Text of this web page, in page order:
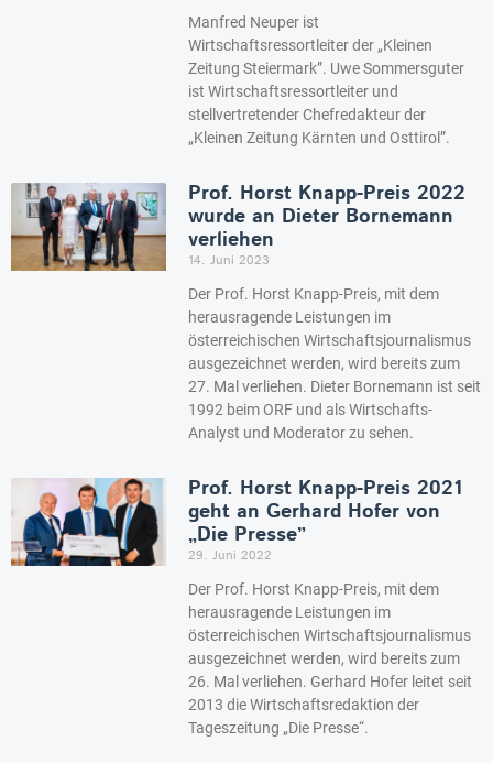
Manfred Neuper ist
Wirtschaftsressortleiter der „Kleinen
Zeitung Steiermark”. Uwe Sommersguter
ist Wirtschaftsressortleiter und
stellvertretender Chefredakteur der
„Kleinen Zeitung Kärnten und Osttirol”.
Prof. Horst Knapp-Preis 2022
wurde an Dieter Bornemann
verliehen
14. Juni 2023
Der Prof. Horst Knapp-Preis, mit dem
herausragende Leistungen im
österreichischen Wirtschaftsjournalismus
ausgezeichnet werden, wird bereits zum
27. Mal verliehen. Dieter Bornemann ist seit
1992 beim ORF und als Wirtschafts-
Analyst und Moderator zu sehen.
Prof. Horst Knapp-Preis 2021
geht an Gerhard Hofer von
„Die Presse”
29. Juni 2022
Der Prof. Horst Knapp-Preis, mit dem
herausragende Leistungen im
österreichischen Wirtschaftsjournalismus
ausgezeichnet werden, wird bereits zum
26. Mal verliehen. Gerhard Hofer leitet seit
2013 die Wirtschaftsredaktion der
Tageszeitung „Die Presse“.